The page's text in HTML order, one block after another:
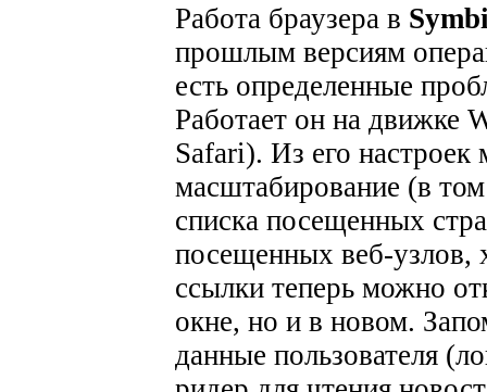
Работа браузера в
прошлым версиям
есть определенные
Работает он на движке
Safari). Из его
масштабирование (в
списка посещенных
посещенных веб-узлов,
ссылки теперь можно
окне, но и в новом.
данные пользователя